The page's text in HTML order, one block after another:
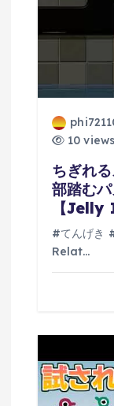
10 views
ちぎれ
部踏む
【Jelly
#てんげき
Relat…